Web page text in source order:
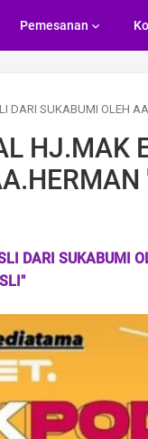
Pemesanan
DARI SUKABUMI OLEH
HJ.MAK
DARI SUKABUMI